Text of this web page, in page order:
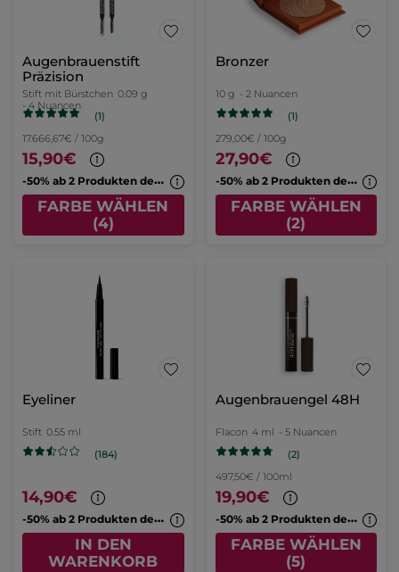
Augenbrauenstift
Präzision
Stift mit Bürstchen 0.09 g
- 4 Nuancen
(1)
17.666,67€ / 100g
15,90€
-
50% ab 2 Produkten deiner Wahl
FARBE WÄHLEN
(4)
Bronzer
10 g - 2 Nuancen
(1)
279,00€ / 100g
27,90€
-
50% ab 2 Produkten deiner Wahl
FARBE WÄHLEN
(2)
Eyeliner
Stift 0.55 ml
(184)
14,90€
-
50% ab 2 Produkten deiner Wahl
IN DEN
WARENKORB
Augenbrauengel 48H
Flacon 4 ml - 5 Nuancen
(2)
497,50€ / 100ml
19,90€
-
50% ab 2 Produkten deiner Wahl
FARBE WÄHLEN
(5)